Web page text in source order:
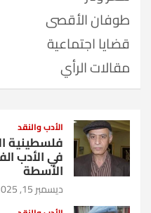
طوفان الأقصى
قضايا اجتماعية
مقالات الرأي
الأدب والنقد
فلسطينية
في الأدب
الأسطة
ديسمبر 15, 2025